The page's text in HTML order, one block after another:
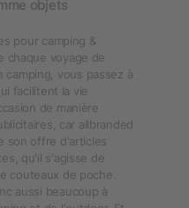
objets
pour camping &
chaque voyage de
vous passez à
facilitent la vie
de manière
car allbranded
son offre d'articles
qu'il s'agisse de
couteaux de poche.
aussi beaucoup à